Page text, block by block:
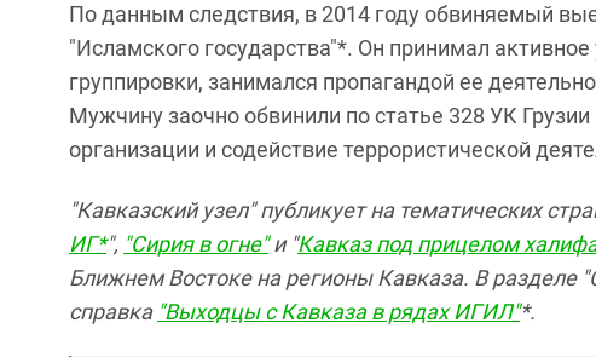
По данным следствия, в 2014 году обвиняемый
"Исламского государства"*. Он принимал
группировки, занимался пропагандой ее
Мужчину заочно обвинили по статье 328 УК
организации и содействие террористической
"Кавказский узел" публикует на тематических
ИГ*", "Сирия в огне"и "Кавказ под прицелом
Ближнем Востоке на регионы Кавказа. В разделе
справка "Выходцы с Кавказа в рядах ИГИЛ"*.